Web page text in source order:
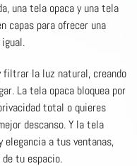
una tela opaca y una tela
capas para ofrecer una
la luz natural, creando
La tela opaca bloquea por
total o quieres
descanso. Y la tela
elegancia a tus ventanas,
tu espacio.